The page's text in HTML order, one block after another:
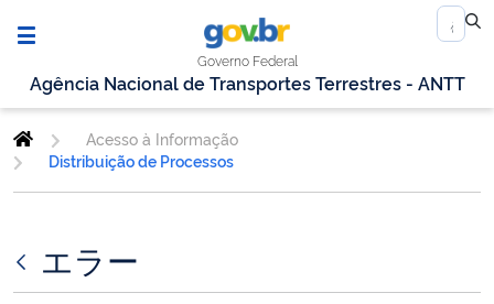
Governo Federal
Agência Nacional de Transportes Terrestres - ANTT
Acesso à Informação
Distribuição de Processos
エラー